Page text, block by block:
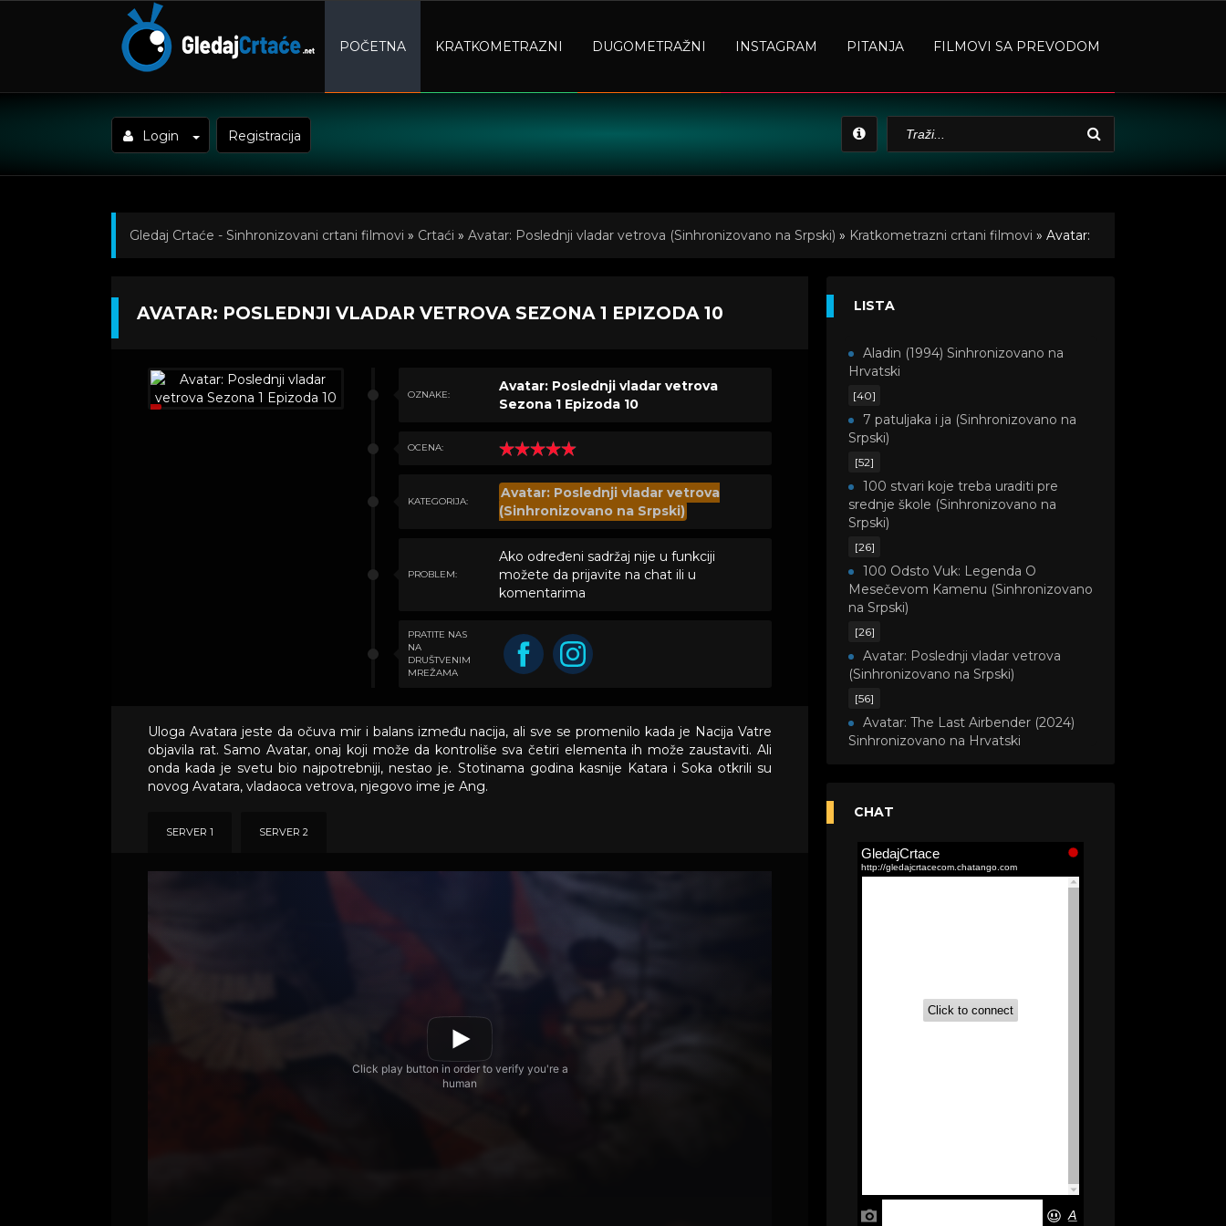
POČETNA KRATKOMETRAZNI DUGOMETRAŽNI INSTAGRAM PITANJA FILMOVI SA PREVODOM
Login Registracija
Gledaj Crtaće - Sinhronizovani crtani filmovi » Crtaći » Avatar: Poslednji vladar vetrova (Sinhronizovano na Srpski) » Kratkometrazni crtani filmovi » Avatar:
AVATAR: POSLEDNJI VLADAR VETROVA SEZONA 1 EPIZODA 10
OZNAKE:
Avatar: Poslednji vladar vetrova
Sezona 1 Epizoda 10
OCENA:
KATEGORIJA:
Avatar: Poslednji vladar vetrova
(Sinhronizovano na Srpski)
PROBLEM:
Ako određeni sadržaj nije u funkciji
možete da prijavite na chat ili u
komentarima
PRATITE NAS
NA
DRUŠTVENIM
MREŽAMA
Uloga Avatara jeste da očuva mir i balans između nacija, ali sve se promenilo kada je Nacija Vatre
objavila rat. Samo Avatar, onaj koji može da kontroliše sva četiri elementa ih može zaustaviti. Ali
onda kada je svetu bio najpotrebniji, nestao je. Stotinama godina kasnije Katara i Soka otkrili su
novog Avatara, vladaoca vetrova, njegovo ime je Ang.
SERVER 1 SERVER 2
LISTA
Aladin (1994) Sinhronizovano na
Hrvatski
[40]
7 patuljaka i ja (Sinhronizovano na
Srpski)
[52]
100 stvari koje treba uraditi pre
srednje škole (Sinhronizovano na
Srpski)
[26]
100 Odsto Vuk: Legenda O
Mesečevom Kamenu (Sinhronizovano
na Srpski)
[26]
Avatar: Poslednji vladar vetrova
(Sinhronizovano na Srpski)
[56]
Avatar: The Last Airbender (2024)
Sinhronizovano na Hrvatski
(Sinhronizovano na Srpski)
Akademija čarolija (Wits Academy)
Sinhronizovano na Srpski
Tunes,2020) Sinhronizovano na Srpski
Okura (Sinhronizovano na Srpski)
CHAT